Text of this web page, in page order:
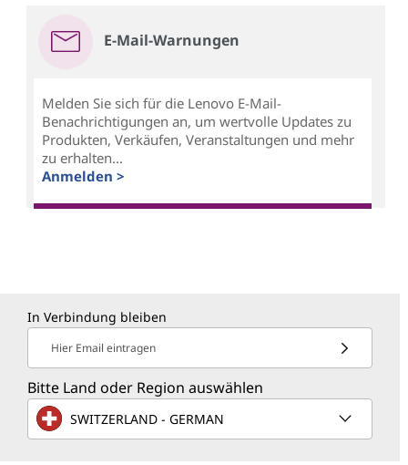
E-Mail-Warnungen
Melden Sie sich für die Lenovo E-Mail-
Benachrichtigungen an, um wertvolle Updates zu
Produkten, Verkäufen, Veranstaltungen und mehr
zu erhalten...
Anmelden >
In Verbindung bleiben
Hier Email eintragen
Bitte Land oder Region auswählen
SWITZERLAND - GERMAN